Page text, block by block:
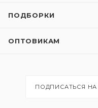
ПОДБОРКИ
ОПТОВИКАМ
ПОДПИСАТЬСЯ